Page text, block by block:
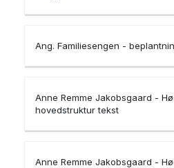
Ang. Familiesengen -
Anne Remme Jakobsgaard -
hovedstruktur tekst
Anne Remme Jakobsgaard -